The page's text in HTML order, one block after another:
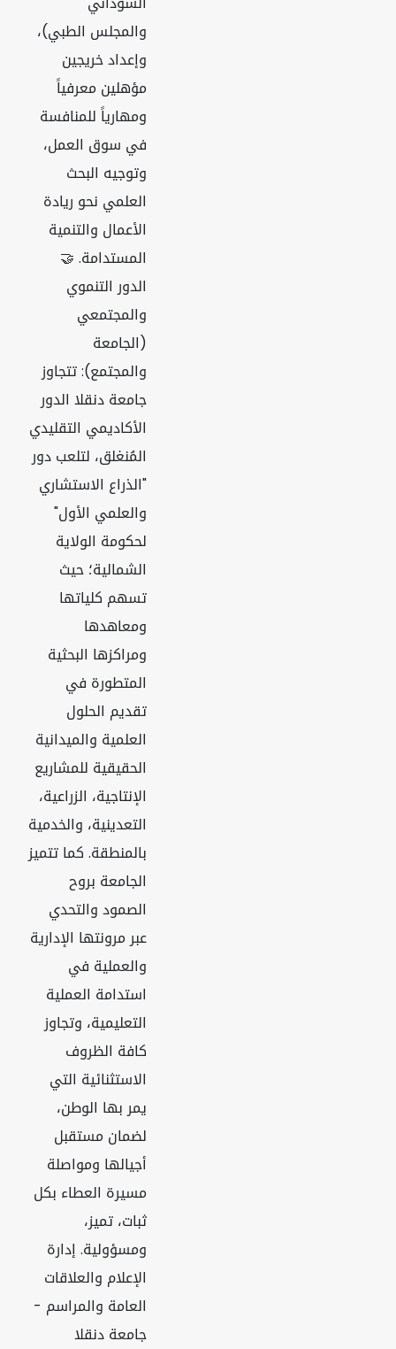
والمجلس الطبي)،
وإعداد خريجين
مؤهلين معرفياً
ومهارياً للمنافسة
في سوق العمل،
وتوجيه البحث
العلمي نحو ريادة
الأعمال والتنمية
المستدامة. 🤝
الدور التنموي
والمجتمعي
(الجامعة
والمجتمع): تتجاوز
جامعة دنقلا الدور
الأكاديمي التقليدي
المُنغلق، لتلعب دور
"الذراع الاستشاري
والعلمي الأول"
لحكومة الولاية
الشمالية؛ حيث
تسهم كلياتها
ومعاهدها
ومراكزها البحثية
المتطورة في
تقديم الحلول
العلمية والميدانية
الحقيقية للمشاريع
الإنتاجية، الزراعية،
التعدينية، والخدمية
بالمنطقة. كما تتميز
الجامعة بروح
الصمود والتحدي
عبر مرونتها الإدارية
والعملية في
استدامة العملية
التعليمية، وتجاوز
كافة الظروف
الاستثنائية التي
يمر بها الوطن،
لضمان مستقبل
أجيالها ومواصلة
مسيرة العطاء بكل
ثبات، تميز،
ومسؤولية. إدارة
الإعلام والعلاقات
العامة والمراسم -
جامعة دنقلا